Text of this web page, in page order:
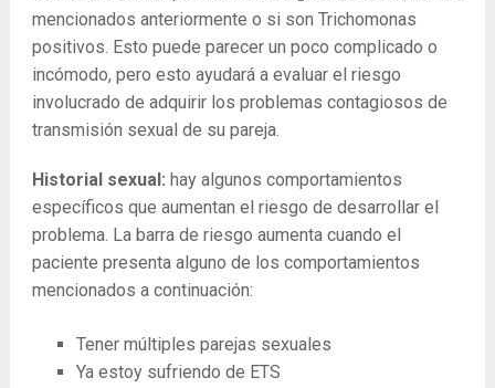
mencionados anteriormente o si son Trichomonas
positivos. Esto puede parecer un poco complicado o
incómodo, pero esto ayudará a evaluar el riesgo
involucrado de adquirir los problemas contagiosos de
transmisión sexual de su pareja.
Historial sexual: hay algunos comportamientos
específicos que aumentan el riesgo de desarrollar el
problema. La barra de riesgo aumenta cuando el
paciente presenta alguno de los comportamientos
mencionados a continuación:
Tener múltiples parejas sexuales
Ya estoy sufriendo de ETS